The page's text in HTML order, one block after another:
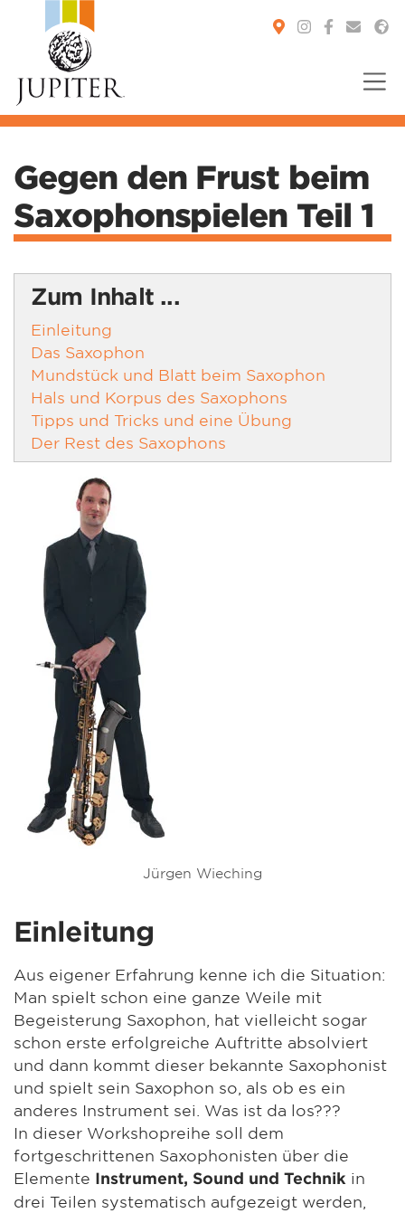
Gegen den Frust beim
Saxophonspielen Teil 1
Zum Inhalt ...
Einleitung
Das Saxophon
Mundstück und Blatt beim Saxophon
Hals und Korpus des Saxophons
Tipps und Tricks und eine Übung
Der Rest des Saxophons
Jürgen Wieching
Einleitung
Aus eigener Erfahrung kenne ich die Situation:
Man spielt schon eine ganze Weile mit
Begeisterung Saxophon, hat vielleicht sogar
schon erste erfolgreiche Auftritte absolviert
und dann kommt dieser bekannte Saxophonist
und spielt sein Saxophon so, als ob es ein
anderes Instrument sei. Was ist da los???
In dieser Workshopreihe soll dem
fortgeschrittenen Saxophonisten über die
Elemente Instrument, Sound und Technik in
drei Teilen systematisch aufgezeigt werden,